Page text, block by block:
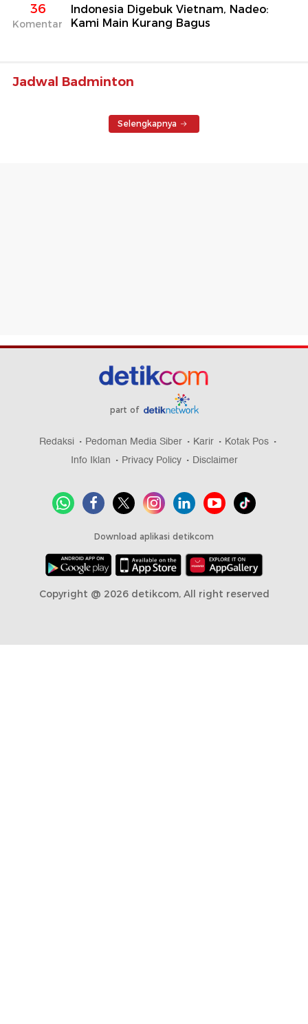
36
Komentar
Indonesia Digebuk Vietnam, Nadeo:
Kami Main Kurang Bagus
Jadwal Badminton
Selengkapnya
part of
Redaksi Pedoman Media Siber Karir
Kotak Pos
Info Iklan
Privacy Policy Disclaimer
Download aplikasi detikcom
Copyright @ 2026 detikcom, All right reserved